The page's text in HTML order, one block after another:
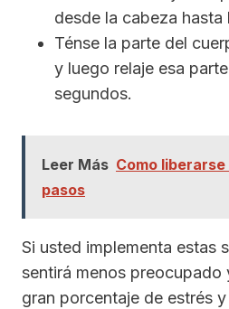
desde la cabeza hasta
Ténse la parte del
y luego relaje esa
segundos.
Leer Más Como
pasos
Si usted implementa estas
sentirá menos preocupado
gran porcentaje de estrés